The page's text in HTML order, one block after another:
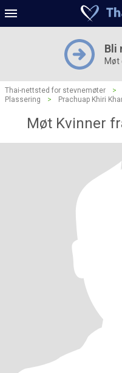
Bli
Møt
Thai-nettsted for stevnemøter >
Plassering
> Prachuap Khiri
Møt Kvinner